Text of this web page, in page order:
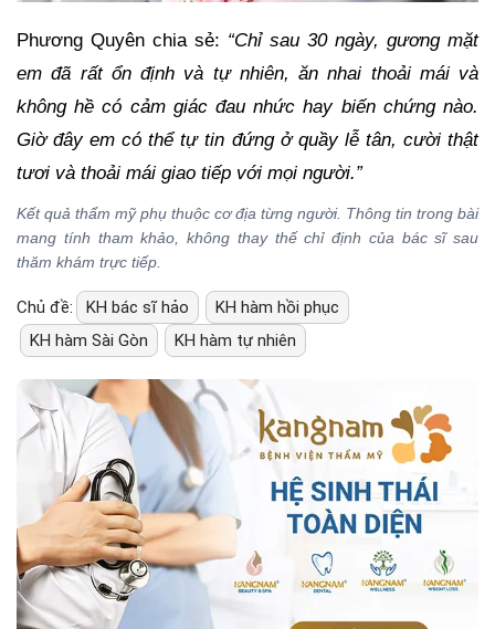
Phương Quyên chia sẻ: “Chỉ sau 30 ngày, gương mặt
em đã rất ổn định và tự nhiên, ăn nhai thoải mái và
không hề có cảm giác đau nhức hay biến chứng nào.
Giờ đây em có thể tự tin đứng ở quầy lễ tân, cười thật
tươi và thoải mái giao tiếp với mọi người.”
Kết quả thẩm mỹ phụ thuộc cơ địa từng người. Thông tin trong bài
mang tính tham khảo, không thay thế chỉ định của bác sĩ sau
thăm khám trực tiếp.
Chủ đề: KH bác sĩ hảo
KH hàm hồi phục
KH hàm Sài Gòn
KH hàm tự nhiên